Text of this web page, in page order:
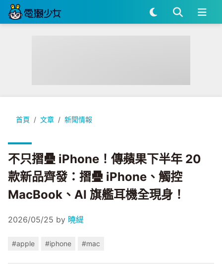
首頁 文章 新聞情報
不只摺疊 iPhone！傳蘋果下半年 20 款新品齊發：摺疊
不只摺疊 iPhone！傳蘋果下半年 20
款新品齊發：摺疊 iPhone、觸控
MacBook、AI 旗艦耳機全現身！
2026/05/25 by 曉緹
#apple #iphone #mac